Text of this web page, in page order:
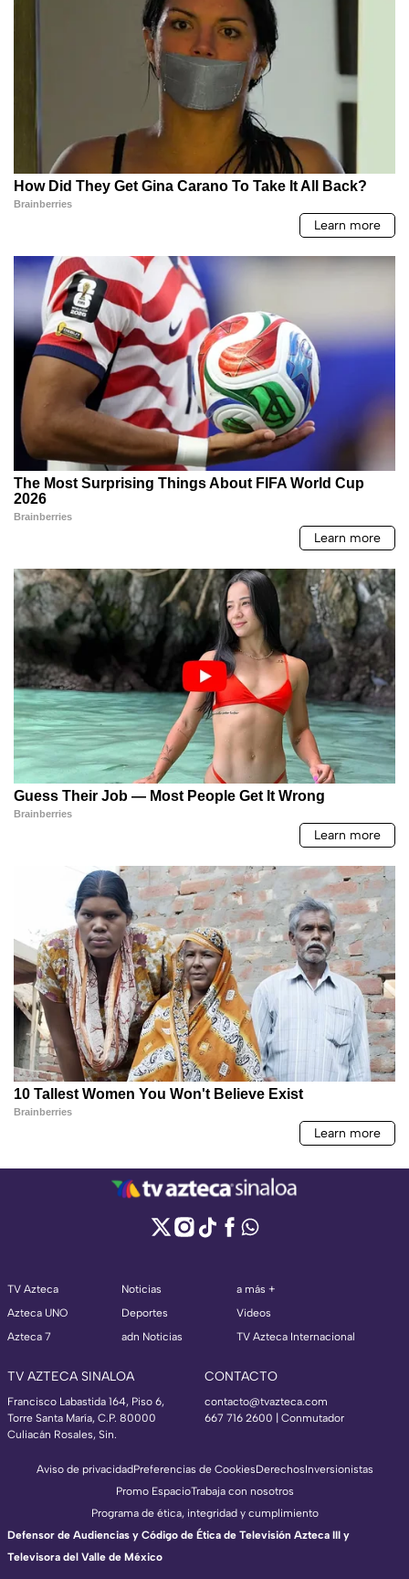
TV Azteca
Azteca UNO
Azteca 7
Noticias
Deportes
adn Noticias
a más +
Videos
TV Azteca Internacional
TV AZTECA SINALOA
Francisco Labastida 164, Piso 6,
Torre Santa María, C.P. 80000
Culiacán Rosales, Sin.
CONTACTO
contacto@tvazteca.com
667 716 2600 | Conmutador
Aviso de privacidadPreferencias de CookiesDerechosInversionistas
Promo EspacioTrabaja con nosotros
Programa de ética, integridad y cumplimiento
Defensor de Audiencias y Código de Ética de Televisión Azteca III y
Televisora del Valle de México